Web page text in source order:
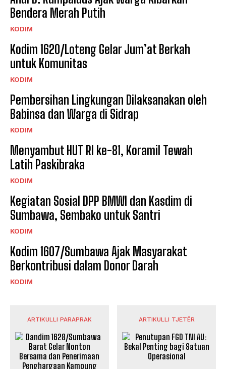
Bendera Merah Putih
KODIM
Kodim 1620/Loteng Gelar Jum’at Berkah
untuk Komunitas
KODIM
Pembersihan Lingkungan Dilaksanakan oleh
Babinsa dan Warga di Sidrap
KODIM
Menyambut HUT RI ke-81, Koramil Tewah
Latih Paskibraka
KODIM
Kegiatan Sosial DPP BMWI dan Kasdim di
Sumbawa, Sembako untuk Santri
KODIM
Kodim 1607/Sumbawa Ajak Masyarakat
Berkontribusi dalam Donor Darah
KODIM
ARTIKULLI PARAPRAK ARTIKULLI TJETËR